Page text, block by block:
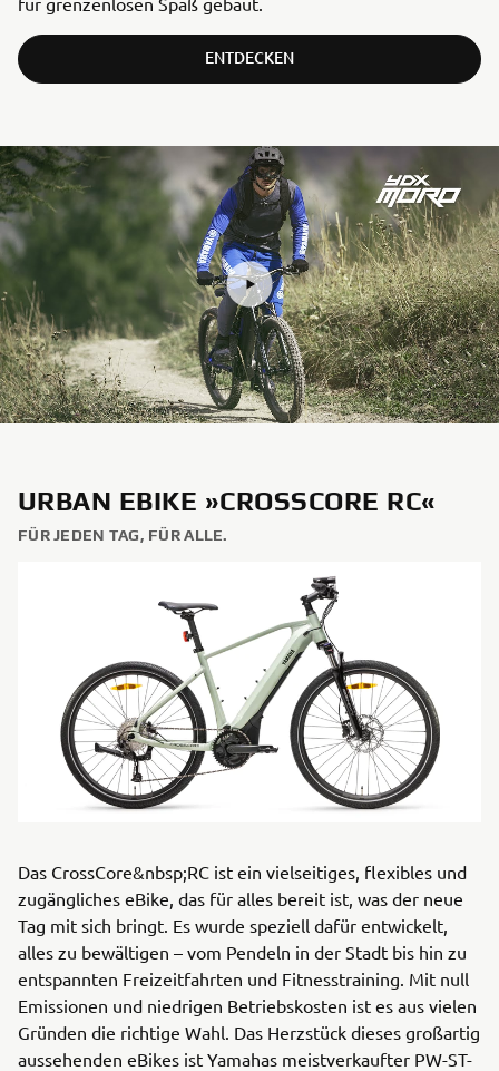
ENTDECKEN
URBAN EBIKE »CROSSCORE RC«
FÜR JEDEN TAG, FÜR ALLE.
Das CrossCore&nbsp;RC ist ein vielseitiges, flexibles und
zugängliches eBike, das für alles bereit ist, was der neue
Tag mit sich bringt. Es wurde speziell dafür entwickelt,
alles zu bewältigen – vom Pendeln in der Stadt bis hin zu
entspannten Freizeitfahrten und Fitnesstraining. Mit null
Emissionen und niedrigen Betriebskosten ist es aus vielen
Gründen die richtige Wahl. Das Herzstück dieses großartig
aussehenden eBikes ist Yamahas meistverkaufter PW-ST-